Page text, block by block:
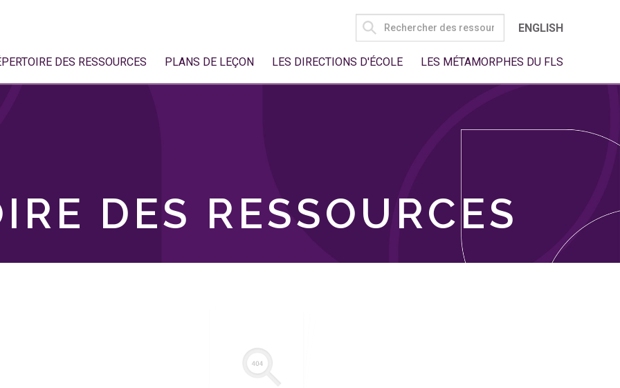
SEARCH
FOR:
ENGLISH
DES RESSOURCES PLANS DE LEÇON LES DIRECTIONS D'ÉCOLE LES MÉTAMORPHES DU FLS
DES RESSOURCES